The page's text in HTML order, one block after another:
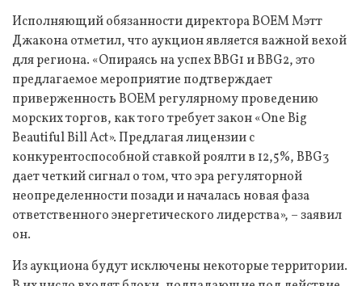
Исполняющий обязанности директора BOEM Мэтт
Джакона отметил, что аукцион является важной вехой
для региона. «Опираясь на успех BBG1 и BBG2, это
предлагаемое мероприятие подтверждает
приверженность BOEM регулярному проведению
морских торгов, как того требует закон «One Big
Beautiful Bill Act». Предлагая лицензии с
конкурентоспособной ставкой роялти в 12,5%, BBG3
дает четкий сигнал о том, что эра регуляторной
неопределенности позади и началась новая фаза
ответственного энергетического лидерства», – заявил
он.
Из аукциона будут исключены некоторые территории.